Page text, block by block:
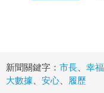
新聞關鍵字： 市長 幸福
大數據
安心 履歷